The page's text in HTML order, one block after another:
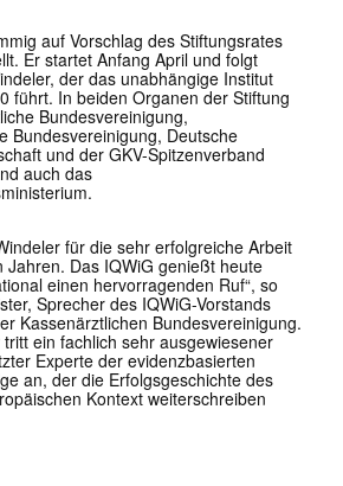
auf Vorschlag des Stiftungsrates
Er startet Anfang April und folgt
der das unabhängige Institut
führt. In beiden Organen der Stiftung
Bundesvereinigung,
Bundesvereinigung, Deutsche
und der GKV-Spitzenverband
auch das
für die sehr erfolgreiche Arbeit
Jahren. Das IQWiG genießt heute
einen hervorragenden Ruf“, so
Sprecher des IQWiG-Vorstands
Kassenärztlichen Bundesvereinigung.
ein fachlich sehr ausgewiesener
Experte der evidenzbasierten
an, der die Erfolgsgeschichte des
Kontext weiterschreiben